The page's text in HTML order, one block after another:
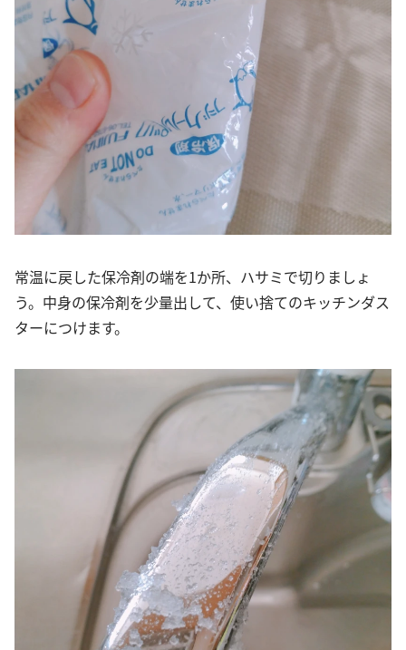
常温に戻した保冷剤の端を1か所、ハサミで切りましょ
う。中身の保冷剤を少量出して、使い捨てのキッチンダス
ターにつけます。